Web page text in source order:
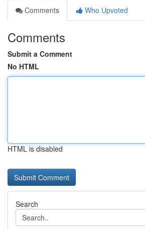
Comments
Who Upvoted
Comments
Submit a Comment
No HTML
HTML is disabled
Search